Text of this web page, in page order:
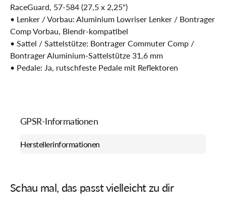
RaceGuard, 57-584 (27,5 x 2,25")
• Lenker / Vorbau: Aluminium Lowriser Lenker / Bontrager
Comp Vorbau, Blendr-kompatibel
• Sattel / Sattelstütze: Bontrager Commuter Comp /
Bontrager Aluminium-Sattelstütze 31,6 mm
• Pedale: Ja, rutschfeste Pedale mit Reflektoren
GPSR-Informationen
Herstellerinformationen
Schau mal, das passt vielleicht zu dir